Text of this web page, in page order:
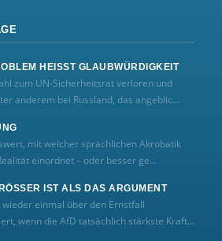
HEISST GLAUBWÜRDIGKEIT
zum UN‑Sicherheitsrat verloren und
anderem bei Russland, das angeblic...
mit welcher sprachlichen Akrobatik
einordnet – oder besser ge...
IST ALS DAS ARGUMENT
einmal über den Ernstfall
wenn die AfD tatsächlich stärkste Kraft...